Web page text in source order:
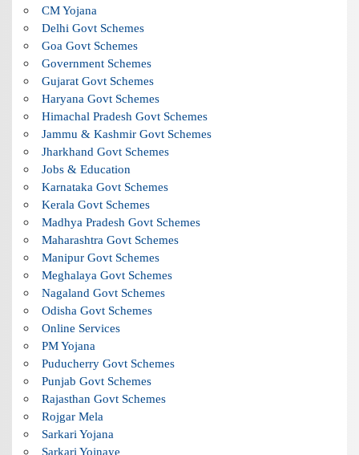
CM Yojana
Delhi Govt Schemes
Goa Govt Schemes
Government Schemes
Gujarat Govt Schemes
Haryana Govt Schemes
Himachal Pradesh Govt Schemes
Jammu & Kashmir Govt Schemes
Jharkhand Govt Schemes
Jobs & Education
Karnataka Govt Schemes
Kerala Govt Schemes
Madhya Pradesh Govt Schemes
Maharashtra Govt Schemes
Manipur Govt Schemes
Meghalaya Govt Schemes
Nagaland Govt Schemes
Odisha Govt Schemes
Online Services
PM Yojana
Puducherry Govt Schemes
Punjab Govt Schemes
Rajasthan Govt Schemes
Rojgar Mela
Sarkari Yojana
Sarkari Yojnaye